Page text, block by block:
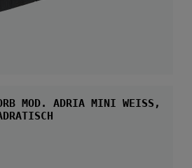
MOD. ADRIA MINI WEISS, Q
QUADRATISCH